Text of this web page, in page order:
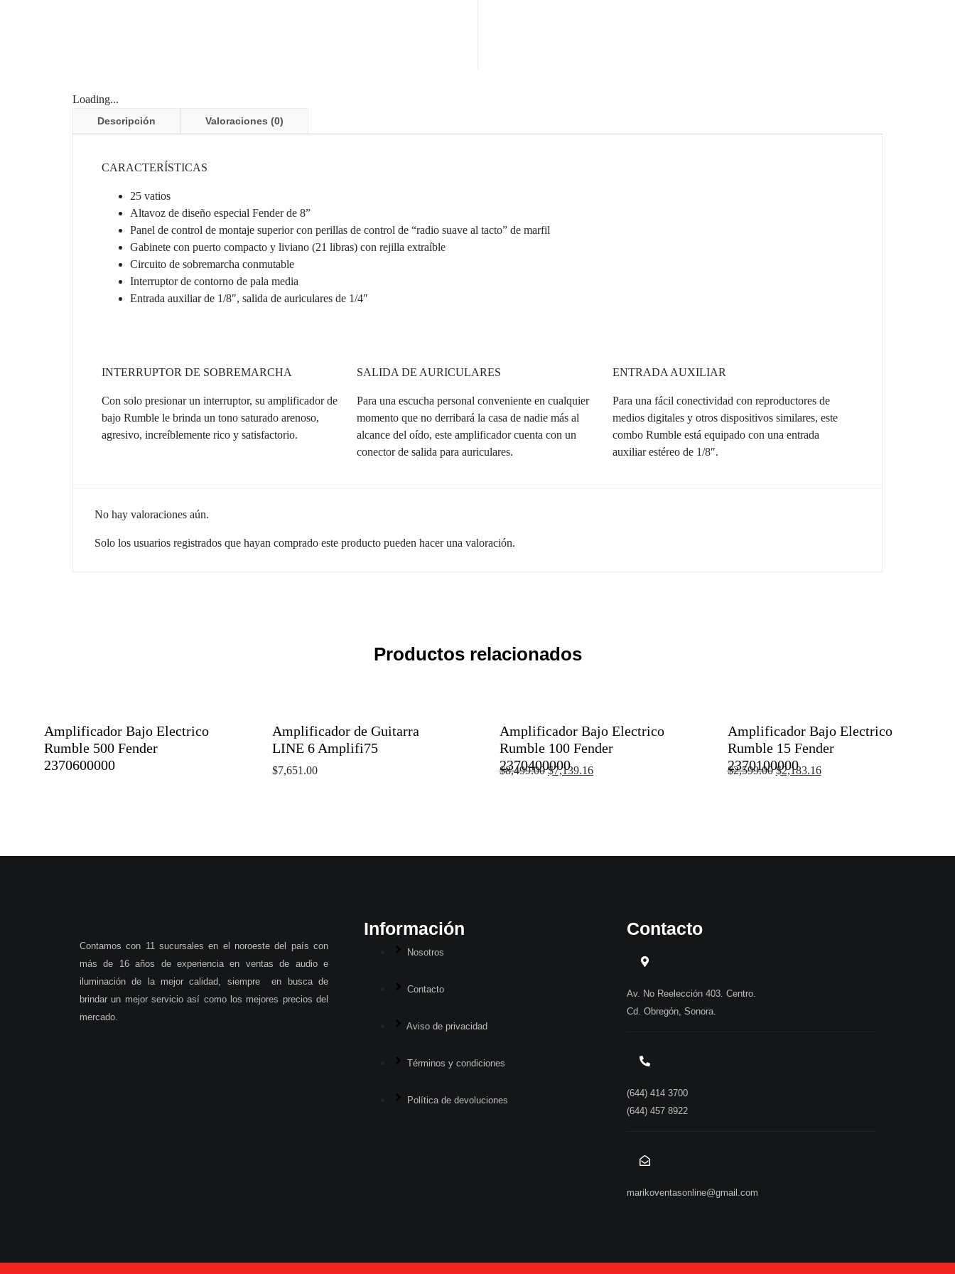
Loading...
Descripción Valoraciones (0)
CARACTERÍSTICAS
25 vatios
Altavoz de diseño especial Fender de 8”
Panel de control de montaje superior con perillas de control de “radio suave al tacto” de marfil
Gabinete con puerto compacto y liviano (21 libras) con rejilla extraíble
Circuito de sobremarcha conmutable
Interruptor de contorno de pala media
Entrada auxiliar de 1/8″, salida de auriculares de 1/4″
INTERRUPTOR DE SOBREMARCHA
Con solo presionar un interruptor, su amplificador de
bajo Rumble le brinda un tono saturado arenoso,
agresivo, increíblemente rico y satisfactorio.
SALIDA DE AURICULARES
Para una escucha personal conveniente en cualquier
momento que no derribará la casa de nadie más al
alcance del oído, este amplificador cuenta con un
conector de salida para auriculares.
ENTRADA AUXILIAR
Para una fácil conectividad con reproductores de
medios digitales y otros dispositivos similares, este
combo Rumble está equipado con una entrada
auxiliar estéreo de 1/8″.
No hay valoraciones aún.
Solo los usuarios registrados que hayan comprado este producto pueden hacer una valoración.
Productos relacionados
Amplificador Bajo Electrico
Rumble 500 Fender
2370600000
Amplificador de Guitarra
LINE 6 Amplifi75
$7,651.00
Amplificador Bajo Electrico
Rumble 100 Fender
2370400000
$8,499.00 $7,139.16
Amplificador Bajo Electrico
Rumble 15 Fender
2370100000
$2,599.00 $2,183.16
Contamos con 11 sucursales en el noroeste del país con
más de 16 años de experiencia en ventas de audio e
iluminación de la mejor calidad, siempre en busca de
brindar un mejor servicio así como los mejores precios del
mercado.
Información
Nosotros
Contacto
Aviso de privacidad
Términos y condiciones
Política de devoluciones
Contacto
Av. No Reelección 403. Centro.
Cd. Obregón, Sonora.
(644) 414 3700
(644) 457 8922
marikoventasonline@gmail.com